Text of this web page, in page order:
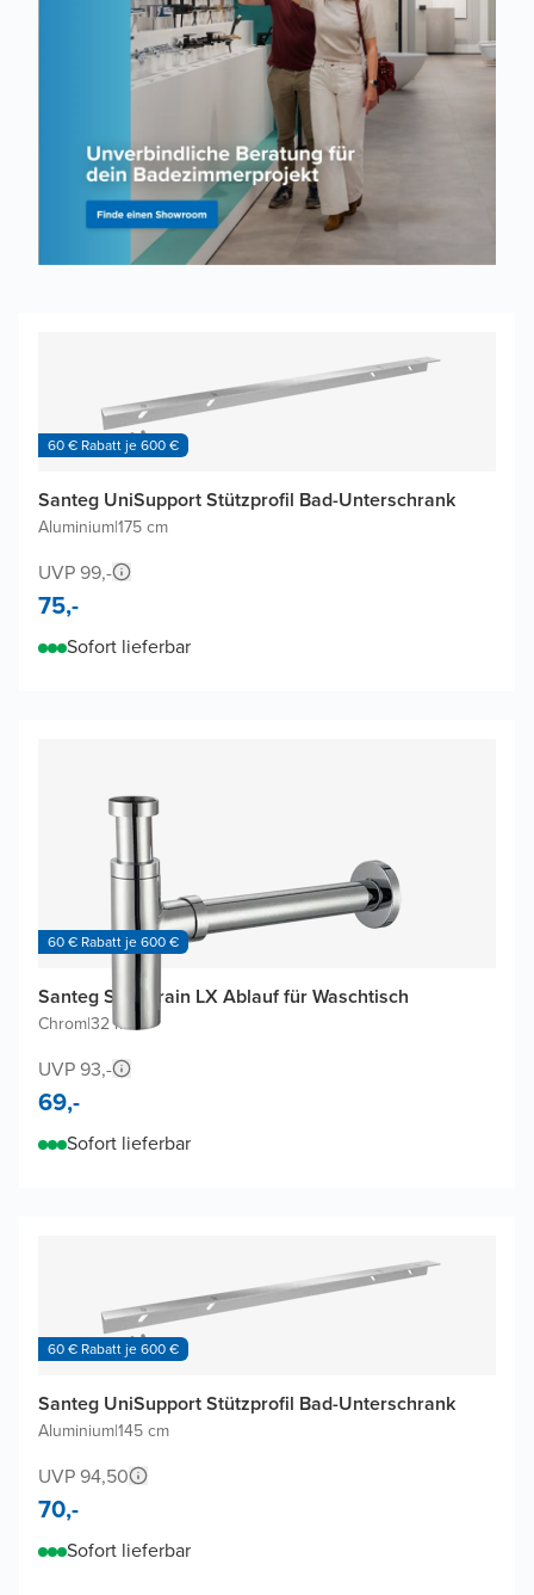
60 € Rabatt je 600 €
Santeg UniSupport Stützprofil Bad-Unterschrank
Aluminium|175 cm
UVP 99,-
75,-
Sofort lieferbar
60 € Rabatt je 600 €
Santeg Styledrain LX Ablauf für Waschtisch
Chrom|32 mm
UVP 93,-
69,-
Sofort lieferbar
60 € Rabatt je 600 €
Santeg UniSupport Stützprofil Bad-Unterschrank
Aluminium|145 cm
UVP 94,50
70,-
Sofort lieferbar